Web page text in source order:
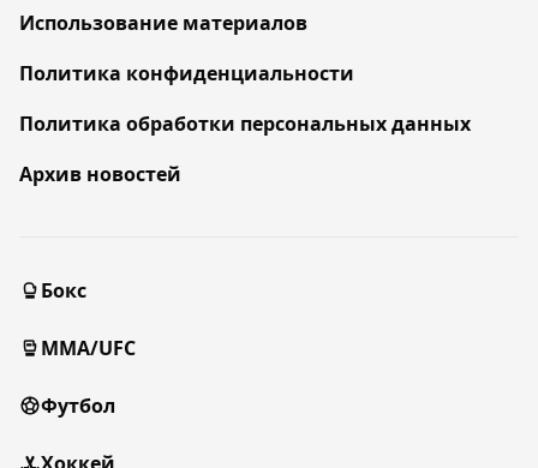
Использование материалов
Политика конфиденциальности
Политика обработки персональных данных
Архив новостей
Бокс
MMA/UFC
Футбол